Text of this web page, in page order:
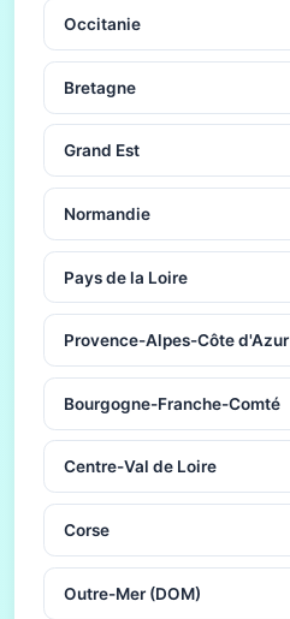
Occitanie
Bretagne
Grand Est
Normandie
Pays de la Loire
Provence-Alpes-Côte d'Azur
Bourgogne-Franche-Comté
Centre-Val de Loire
Corse
Outre-Mer (DOM)